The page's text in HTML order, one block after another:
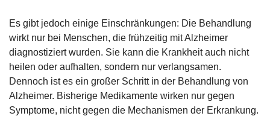
Es gibt jedoch einige Einschränkungen: Die Behandlung
wirkt nur bei Menschen, die frühzeitig mit Alzheimer
diagnostiziert wurden. Sie kann die Krankheit auch nicht
heilen oder aufhalten, sondern nur verlangsamen.
Dennoch ist es ein großer Schritt in der Behandlung von
Alzheimer. Bisherige Medikamente wirken nur gegen
Symptome, nicht gegen die Mechanismen der Erkrankung.